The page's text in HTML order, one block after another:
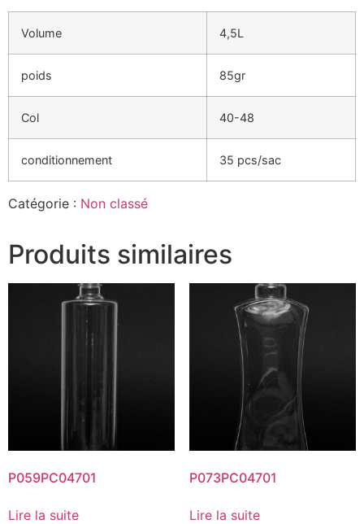
Volume 4,5L
poids 85gr
Col 40-48
conditionnement 35 pcs/sac
Catégorie : Non classé
Produits similaires
P059PC04701
Lire la suite
P073PC04701
Lire la suite